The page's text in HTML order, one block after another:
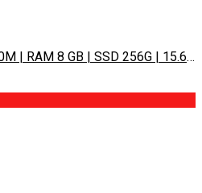
| RAM 8 GB | SSD 256G | 15.6”